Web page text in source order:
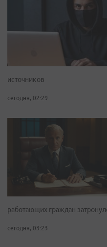
источников
сегодня, 02:29
работающих граждан
сегодня, 03:23